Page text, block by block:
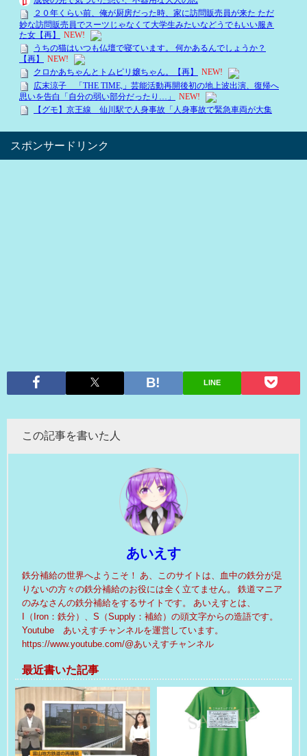
スポンサードリンク
LINE
この記事を書いた人
あいえす
鉄分補給の世界へようこそ！ あ、このサイトは、血中の鉄分が足
りないの方々の鉄分補給のお役には全く立てません。 鉄道マニア
のみなさんの鉄分補給をするサイトです。 あいえすとは、
I（Iron：鉄分）、S（Supply：補給）の頭文字からの造語です。
Youtube あいえすチャンネルを運営しています。
https://www.youtube.com/@あいえすチャンネル
最近書いた記事